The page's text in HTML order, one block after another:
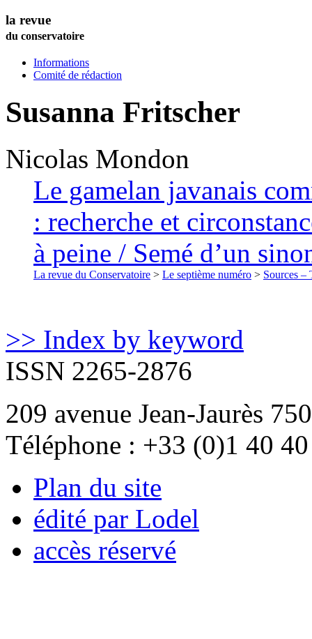
la revue
du conservatoire
Informations
Comité de rédaction
Susanna Fritscher
Nicolas Mondon
Le gamelan javanais
: recherche et
à peine / Semé d’un
La revue du Conservatoire > Le septième numéro > Sources –
>> Index by keyword
ISSN 2265-2876
209 avenue Jean-Jaurès
Téléphone : +33 (0)1 40
Plan du site
édité par Lodel
accès réservé